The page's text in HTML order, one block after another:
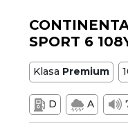
SPORT 6
Klasa Premium
D A